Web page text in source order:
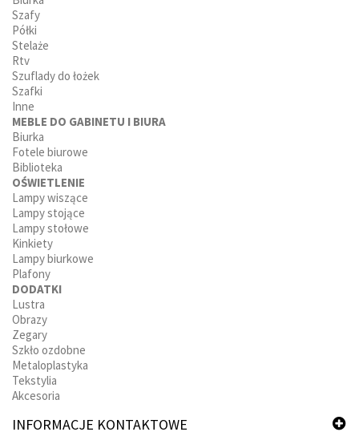
Szafy
Półki
Stelaże
Rtv
Szuflady do łożek
Szafki
Inne
MEBLE DO GABINETU I BIURA
Biurka
Fotele biurowe
Biblioteka
OŚWIETLENIE
Lampy wiszące
Lampy stojące
Lampy stołowe
Kinkiety
Lampy biurkowe
Plafony
DODATKI
Lustra
Obrazy
Zegary
Szkło ozdobne
Metaloplastyka
Tekstylia
Akcesoria
INFORMACJE KONTAKTOWE